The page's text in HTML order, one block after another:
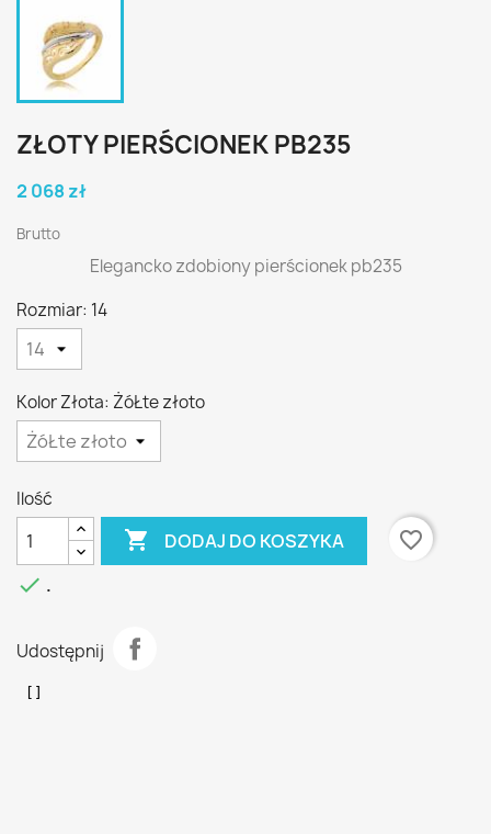
ZŁOTY PIERŚCIONEK PB235
2 068 zł
Brutto
Elegancko zdobiony pierścionek pb235
Rozmiar: 14
Kolor Złota: ŻóŁte złoto
Ilość
 DODAJ DO KOSZYKA
favorite_border
 .
Udostępnij